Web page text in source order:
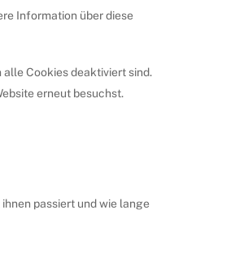
Information über diese
Cookies deaktiviert sind.
erneut besuchst.
passiert und wie lange